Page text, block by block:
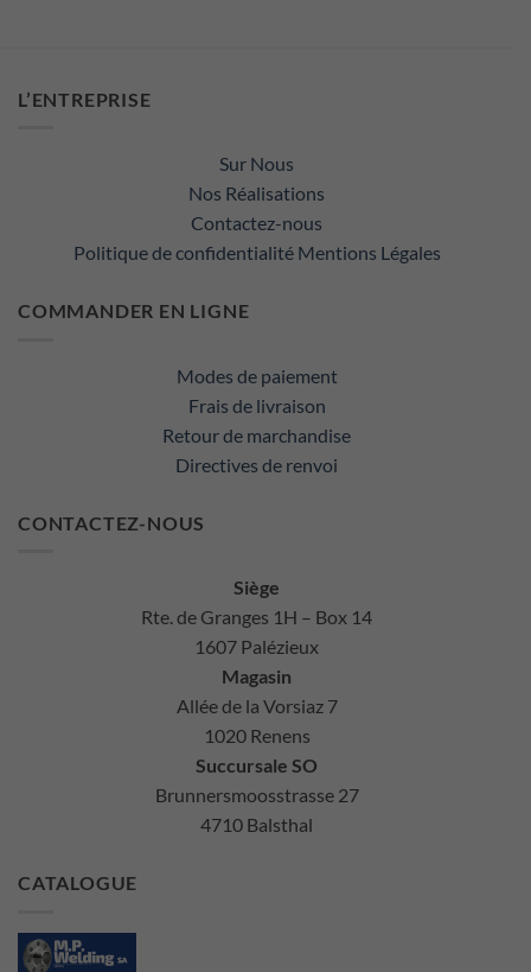
L’ENTREPRISE
Sur Nous
Nos Réalisations
Contactez-nous
Politique de confidentialité Mentions Légales
COMMANDER EN LIGNE
Modes de paiement
Frais de livraison
Retour de marchandise
Directives de renvoi
CONTACTEZ-NOUS
Siège
Rte. de Granges 1H – Box 14
1607 Palézieux
Magasin
Allée de la Vorsiaz 7
1020 Renens
Succursale SO
Brunnersmoosstrasse 27
4710 Balsthal
CATALOGUE